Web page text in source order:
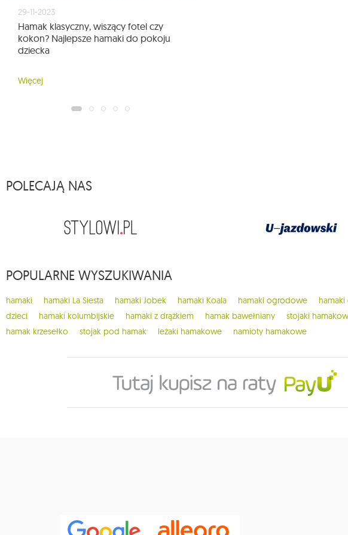
29-11-2023
Hamak klasyczny, wiszący fotel czy
kokon? Najlepsze hamaki do pokoju
dziecka
Więcej
POLECAJĄ NAS
POPULARNE WYSZUKIWANIA
hamaki hamaki La Siesta hamaki Jobek hamaki Koala hamaki ogrodowe
dzieci
hamaki kolumbijskie hamaki z drążkiem hamak bawełniany stojaki
hamak krzesełko
stojak pod hamak leżaki hamakowe namioty hamakowe